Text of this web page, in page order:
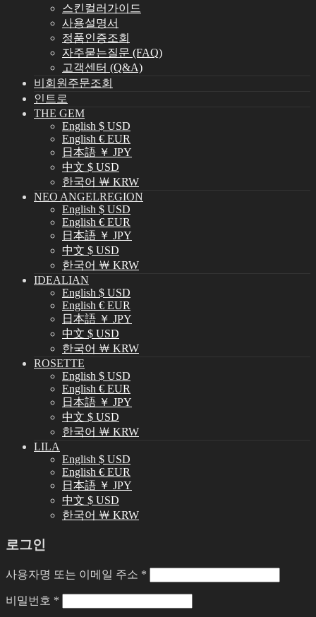
스킨컬러가이드
사용설명서
정품인증조회
자주묻는질문 (FAQ)
고객센터 (Q&A)
비회원주문조회
인트로
THE GEM
English $ USD
English € EUR
日本語 ￥ JPY
中文 $ USD
한국어 ￦ KRW
NEO ANGELREGION
English $ USD
English € EUR
日本語 ￥ JPY
中文 $ USD
한국어 ￦ KRW
IDEALIAN
English $ USD
English € EUR
日本語 ￥ JPY
中文 $ USD
한국어 ￦ KRW
ROSETTE
English $ USD
English € EUR
日本語 ￥ JPY
中文 $ USD
한국어 ￦ KRW
LILA
English $ USD
English € EUR
日本語 ￥ JPY
中文 $ USD
한국어 ￦ KRW
로그인
사용자명 또는 이메일 주소 *
비밀번호 *